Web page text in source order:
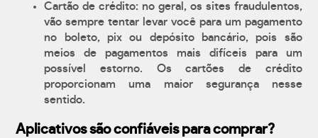
Cartão de crédito: no geral, os sites fraudulentos,
vão sempre tentar levar você para um pagamento
no boleto, pix ou depósito bancário, pois são
meios de pagamentos mais difíceis para um
possível estorno. Os cartões de crédito
proporcionam uma maior segurança nesse
sentido.
Aplicativos são confiáveis para comprar?